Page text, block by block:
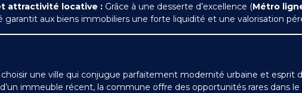
attractivité locative : Grâce à une desserte d’excellence (Métro
aux biens immobiliers une forte liquidité et une valorisation
choisir une ville qui conjugue parfaitement modernité urbaine et esprit
immeuble récent, la commune offre des opportunités rares dans le